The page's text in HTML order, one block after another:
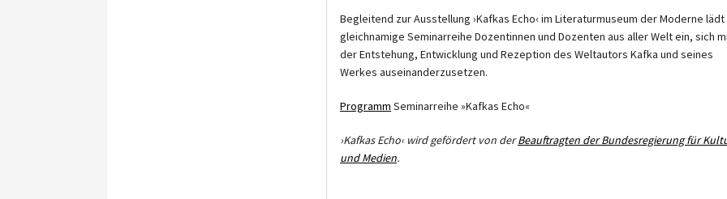
Begleitend zur Ausstellung ›Kafkas Echo‹ im Literaturmuseum der Moderne lädt
gleichnamige Seminarreihe Dozentinnen und Dozenten aus aller Welt ein, sich
der Entstehung, Entwicklung und Rezeption des Weltautors Kafka und seines
Werkes auseinanderzusetzen.
Programm Seminarreihe »Kafkas Echo«
›Kafkas Echo‹ wird gefördert von derBeauftragten der Bundesregierung für
und Medien.